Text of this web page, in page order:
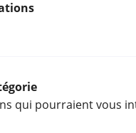
qui pourraient vous